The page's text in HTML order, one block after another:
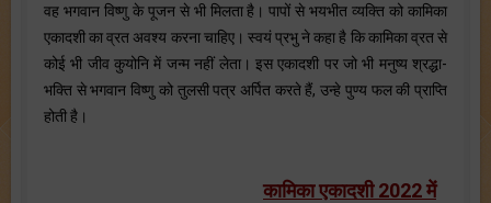
वह भगवान विष्णु के पूजन से भी मिलता है। पापों से भयभीत व्यक्ति को कामिका
एकादशी का व्रत अवश्य करना चाहिए। स्वयं प्रभु ने कहा है कि कामिका व्रत से
कोई भी जीव कुयोनि में जन्म नहीं लेता। इस एकादशी पर जो भी मनुष्य श्रद्धा-
भक्ति से भगवान विष्णु को तुलसी पत्र अर्पित करते हैं, उन्हे पुण्य फल की प्राप्ति
होती है।
कामिका एकादशी 2022 में